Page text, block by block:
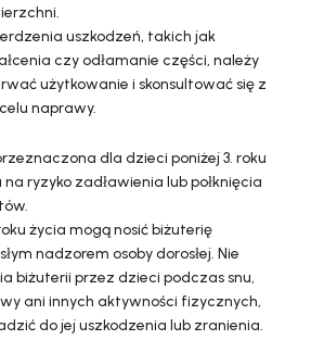
uszkodzeń, takich jak
czy odłamanie części, należy
użytkowanie i skonsultować się z
naprawy.
dla dzieci poniżej 3. roku
ryzyko zadławienia lub połknięcia
życia mogą nosić biżuterię
nadzorem osoby dorosłej. Nie
biżuterii przez dzieci podczas snu,
ani innych aktywności fizycznych,
do jej uszkodzenia lub zranienia.